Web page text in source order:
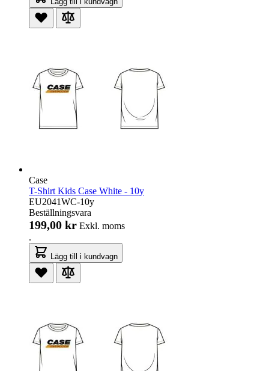
Case
T-Shirt Kids Case White - 10y
EU2041WC-10y
Beställningsvara
199,00 kr Exkl. moms
.
Lägg till i kundvagn